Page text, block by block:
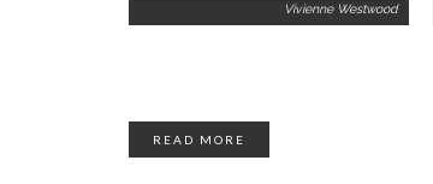
Vivienne Westwood
READ MORE